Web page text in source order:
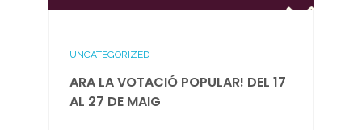
UNCATEGORIZED
ARA LA VOTACIÓ POPULAR! DEL 17
AL 27 DE MAIG